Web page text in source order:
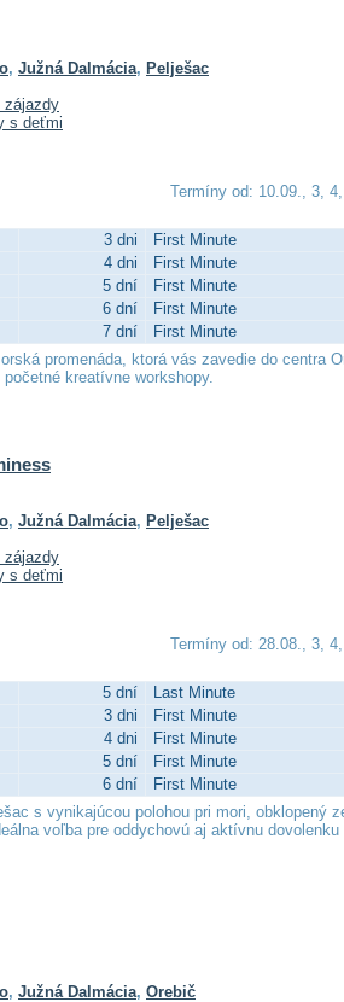
, Južná Dalmácia, Pelješac
zájazdy
s deťmi
Termíny od: 10.09., 3,
3 dni First Minute
4 dni First Minute
5 dní First Minute
6 dní First Minute
7 dní First Minute
promenáda, ktorá vás zavedie do
kreatívne workshopy.
, Južná Dalmácia, Pelješac
zájazdy
s deťmi
Termíny od: 28.08., 3,
5 dní Last Minute
3 dni First Minute
4 dni First Minute
5 dní First Minute
6 dní First Minute
s vynikajúcou polohou pri mori,
voľba pre oddychovú aj aktívnu
, Južná Dalmácia, Orebič